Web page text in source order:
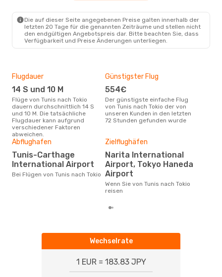
1 Zwischenstopp
TYO- TUN
Die auf dieser Seite angegebenen Preise galten innerhalb der
letzten 20 Tage für die genannten Zeiträume und stellen nicht
den endgültigen Angebotspreis dar. Bitte beachten Sie, dass
Verfügbarkeit und Preise Änderungen unterliegen.
Flugdauer
14 S und 10 M
Flüge von Tunis nach Tokio
dauern durchschnittlich 14 S
und 10 M. Die tatsächliche
Flugdauer kann aufgrund
verschiedener Faktoren
abweichen.
Günstigster Flug
554€
Der günstigste einfache Flug
von Tunis nach Tokio der von
unseren Kunden in den letzten
72 Stunden gefunden wurde
Abflughafen
Tunis-Carthage
International Airport
Bei Flügen von Tunis nach Tokio
Zielflughäfen
Narita International
Airport, Tokyo Haneda
Airport
Wenn Sie von Tunis nach Tokio
reisen
Wechselrate
1 EUR = 183.83 JPY